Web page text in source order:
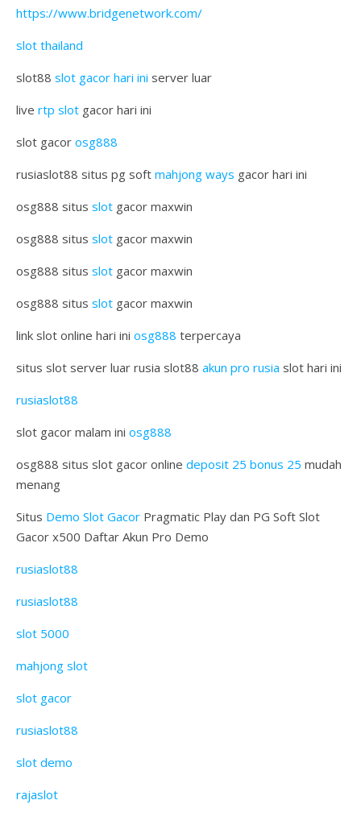
https://www.bridgenetwork.com/
slot thailand
slot88 slot gacor hari ini server luar
live rtp slot gacor hari ini
slot gacor osg888
rusiaslot88 situs pg soft mahjong ways gacor hari ini
osg888 situs slot gacor maxwin
osg888 situs slot gacor maxwin
osg888 situs slot gacor maxwin
osg888 situs slot gacor maxwin
link slot online hari ini osg888 terpercaya
situs slot server luar rusia slot88 akun pro rusia slot hari ini
rusiaslot88
slot gacor malam ini osg888
osg888 situs slot gacor online deposit 25 bonus 25 mudah
menang
Situs Demo Slot Gacor Pragmatic Play dan PG Soft Slot
Gacor x500 Daftar Akun Pro Demo
rusiaslot88
rusiaslot88
slot 5000
mahjong slot
slot gacor
rusiaslot88
slot demo
rajaslot